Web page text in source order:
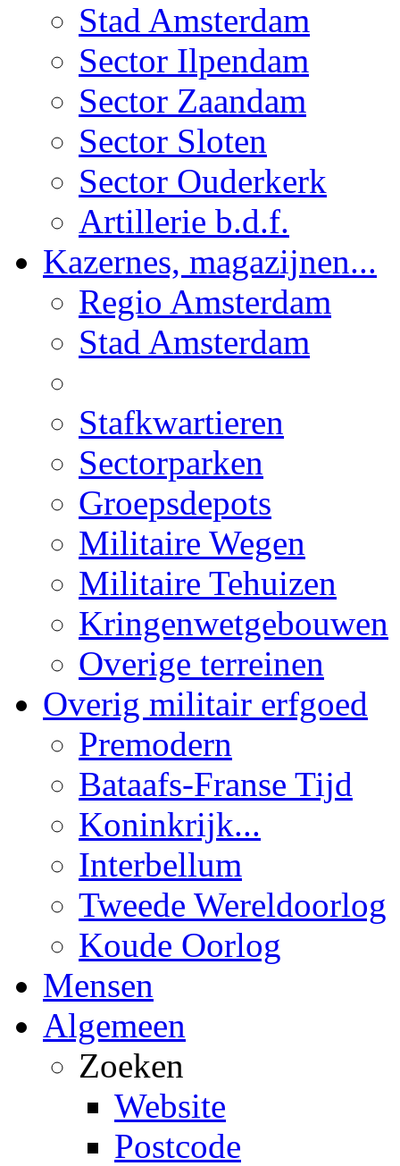
Stad Amsterdam
Sector Ilpendam
Sector Zaandam
Sector Sloten
Sector Ouderkerk
Artillerie b.d.f.
Kazernes, magazijnen...
Regio Amsterdam
Stad Amsterdam
Stafkwartieren
Sectorparken
Groepsdepots
Militaire Wegen
Militaire Tehuizen
Kringenwetgebouwen
Overige terreinen
Overig militair erfgoed
Premodern
Bataafs-Franse Tijd
Koninkrijk...
Interbellum
Tweede Wereldoorlog
Koude Oorlog
Mensen
Algemeen
Zoeken
Website
Postcode